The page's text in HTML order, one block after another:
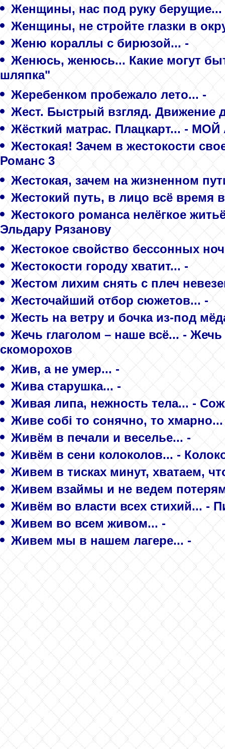
Женщины, нас под руку берущие...
Женщины, не стройте глазки в
Женю кораллы с бирюзой... -
Женюсь, женюсь... Какие могут
шляпка"
Жеребенком пробежало лето... -
Жест. Быстрый взгляд. Движение
Жёсткий матрас. Плацкарт... -
Жестокая! Зачем в жестокости
Романс 3
Жестокая, зачем на жизненном
Жестокий путь, в лицо всё время
Жестокого романса нелёгкое
Эльдару Рязанову
Жестокое свойство бессонных
Жестокости городу хватит... -
Жестом лихим снять с плеч
Жесточайший отбор сюжетов... -
Жесть на ветру и бочка из-под
Жечь глаголом – наше всё... -
скоморохов
Жив, а не умер... -
Жива старушка... -
Живая липа, нежность тела... -
Живе собі то сонячно, то
Живём в печали и веселье... -
Живём в сени колоколов... -
Живем в тисках минут, хватаем,
Живем взаймы и не ведем потерям
Живём во власти всех стихий... -
Живем во всем живом... -
Живем мы в нашем лагере... -